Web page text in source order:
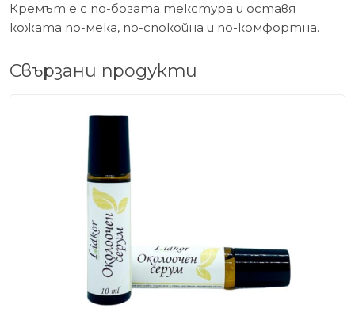
Кремът е с по-богата текстура и оставя
кожата по-мека, по-спокойна и по-комфортна.
Свързани продукти